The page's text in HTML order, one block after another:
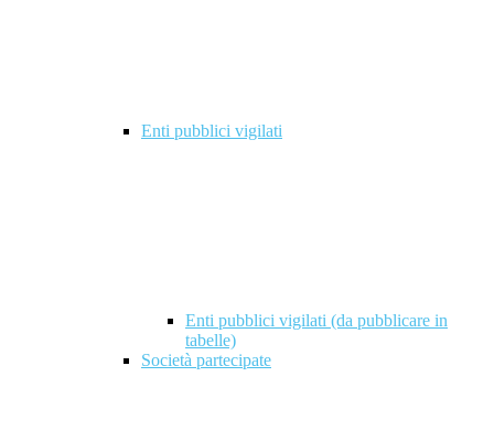
Enti pubblici vigilati
Enti pubblici vigilati (da pubblicare in
tabelle)
Società partecipate